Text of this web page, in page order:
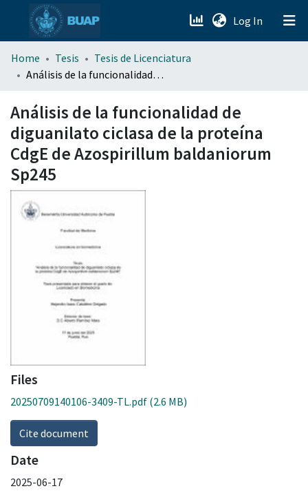
Log In (current)
menu.section.about_menu
Home Tesis
Tesis de Licenciatura
Análisis de la funcionalidad de diguanilato ciclasa de la proteína CdgE de Azospirillum baldaniorum Sp245
Análisis de la funcionalidad de
diguanilato ciclasa de la proteína
CdgE de Azospirillum baldaniorum
Sp245
Files
20250709140106-3409-TL.pdf (2.6 MB)
Cite document
Date
2025-06-17